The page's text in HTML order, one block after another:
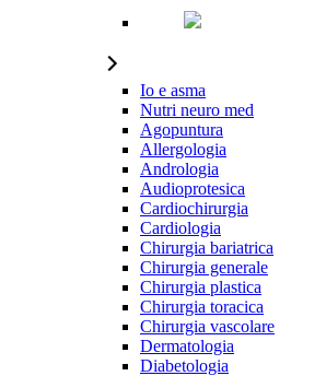
Io e asma
Nutri neuro med
Agopuntura
Allergologia
Andrologia
Audioprotesica
Cardiochirurgia
Cardiologia
Chirurgia bariatrica
Chirurgia generale
Chirurgia plastica
Chirurgia toracica
Chirurgia vascolare
Dermatologia
Diabetologia